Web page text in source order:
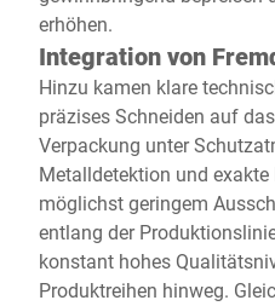
erhöhen.
Integration von
Hinzu kamen klare
präzises Schneiden auf
Verpackung unter
Metalldetektion und exakte
möglichst geringem
entlang der
konstant hohes
Produktreihen hinweg.